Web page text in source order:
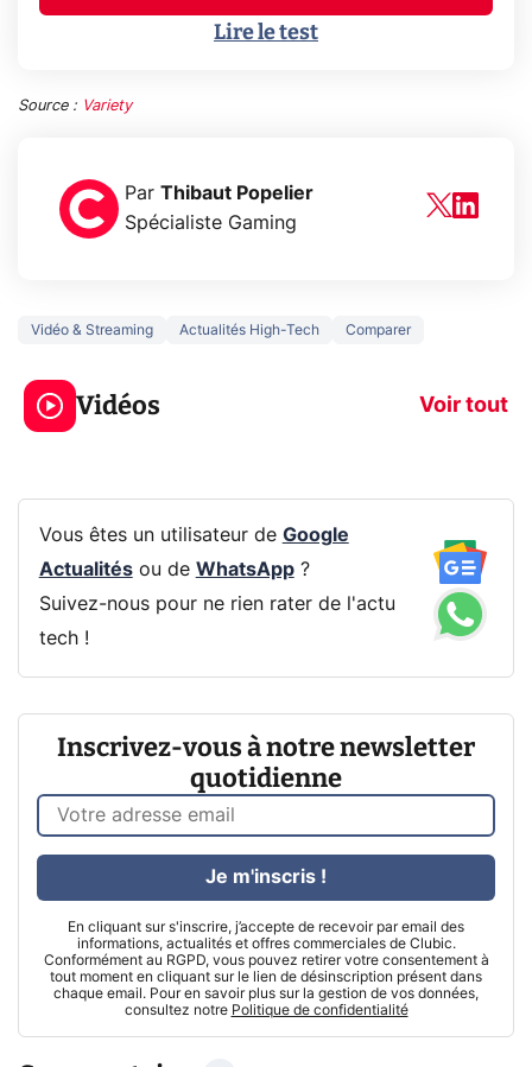
Lire le test
Source : Variety
Par Thibaut Popelier
Spécialiste Gaming
Vidéo & Streaming Actualités High-Tech Comparer
Vidéos Voir tout
3 écrans en 1 pour
319€ ? Voici L'AOC
CQ32G4ZA !
5
prochaine
Vous êtes un utilisateur de Google
Actualitésou de WhatsApp?
Suivez-nous pour ne rien rater de l'actu
tech !
Inscrivez-vous à notre newsletter
quotidienne
En cliquant sur s'inscrire, j’accepte de recevoir par email des
informations, actualités et offres commerciales de Clubic.
Conformément au RGPD, vous pouvez retirer votre consentement à
tout moment en cliquant sur le lien de désinscription présent dans
chaque email. Pour en savoir plus sur la gestion de vos données,
consultez notre Politique de confidentialité
Je m'inscris !